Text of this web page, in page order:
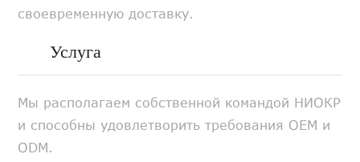
своевременную доставку.
Услуга
Мы располагаем собственной командой НИОКР
и способны удовлетворить требования OEM и
ODM.